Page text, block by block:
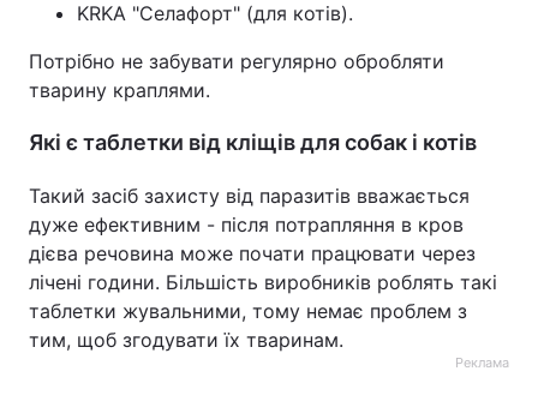
KRKA "Селафорт" (для котів).
Потрібно не забувати регулярно обробляти
тварину краплями.
Які є таблетки від кліщів для собак і котів
Такий засіб захисту від паразитів вважається
дуже ефективним - після потрапляння в кров
дієва речовина може почати працювати через
лічені години. Більшість виробників роблять такі
таблетки жувальними, тому немає проблем з
тим, щоб згодувати їх тваринам.
Реклама